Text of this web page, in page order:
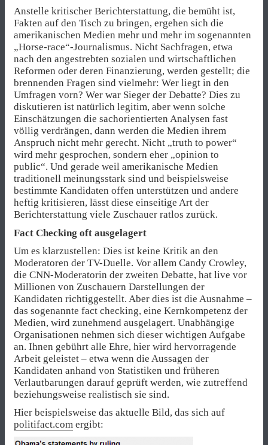
Anstelle kritischer Berichterstattung, die bemüht ist,
Fakten auf den Tisch zu bringen, ergehen sich die
amerikanischen Medien mehr und mehr im sogenannten
„Horse-race“-Journalismus. Nicht Sachfragen, etwa
nach den angestrebten sozialen und wirtschaftlichen
Reformen oder deren Finanzierung, werden gestellt; die
brennenden Fragen sind vielmehr: Wer liegt in den
Umfragen vorn? Wer war Sieger der Debatte? Dies zu
diskutieren ist natürlich legitim, aber wenn solche
Einschätzungen die sachorientierten Analysen fast
völlig verdrängen, dann werden die Medien ihrem
Anspruch nicht mehr gerecht. Nicht „truth to power“
wird mehr gesprochen, sondern eher „opinion to
public“. Und gerade weil amerikanische Medien
traditionell meinungsstark sind und beispielsweise
bestimmte Kandidaten offen unterstützen und andere
heftig kritisieren, lässt diese einseitige Art der
Berichterstattung viele Zuschauer ratlos zurück.
Fact Checking oft ausgelagert
Um es klarzustellen: Dies ist keine Kritik an den
Moderatoren der TV-Duelle. Vor allem Candy Crowley,
die CNN-Moderatorin der zweiten Debatte, hat live vor
Millionen von Zuschauern Darstellungen der
Kandidaten richtiggestellt. Aber dies ist die Ausnahme –
das sogenannte fact checking, eine Kernkompetenz der
Medien, wird zunehmend ausgelagert. Unabhängige
Organisationen nehmen sich dieser wichtigen Aufgabe
an. Ihnen gebührt alle Ehre, hier wird hervorragende
Arbeit geleistet – etwa wenn die Aussagen der
Kandidaten anhand von Statistiken und früheren
Verlautbarungen darauf geprüft werden, wie zutreffend
beziehungsweise realistisch sie sind.
Hier beispielsweise das aktuelle Bild, das sich auf
politifact.com ergibt: